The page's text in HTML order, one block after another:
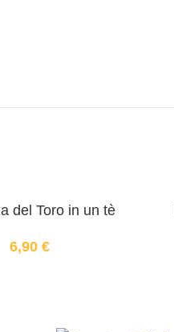
del Toro in un tè
6,90 €